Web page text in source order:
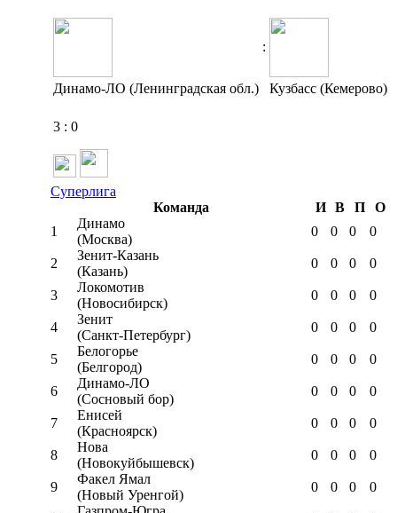
:
Динамо-ЛО (Ленинградская обл.) Кузбасс (Кемерово)
3 : 0
Суперлига
Команда
И В П
О
1
Динамо
(Москва)
0 0 0 0
2
Зенит-Казань
(Казань)
0 0 0 0
3
Локомотив
(Новосибирск)
0 0 0 0
4
Зенит
(Санкт-Петербург)
0 0 0 0
5
Белогорье
(Белгород)
0 0 0 0
6
Динамо-ЛО
(Сосновый бор)
0 0 0 0
7
Енисей
(Красноярск)
0 0 0 0
8
Нова
(Новокуйбышевск)
0 0 0 0
9
Факел Ямал
(Новый Уренгой)
0 0 0 0